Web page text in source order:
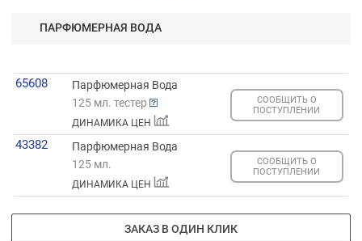
ПАРФЮМЕРНАЯ ВОДА
65608
Парфюмерная Вода
125 мл. тестер
ДИНАМИКА ЦЕН
СООБЩИТЬ О
ПОСТУПЛЕНИИ
43382
Парфюмерная Вода
125 мл.
ДИНАМИКА ЦЕН
СООБЩИТЬ О
ПОСТУПЛЕНИИ
ЗАКАЗ В ОДИН КЛИК